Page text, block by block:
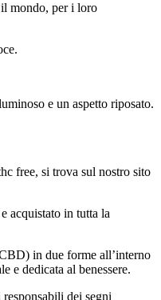
il mondo, per i loro
e un aspetto riposato.
free, si trova sul nostro sito
acquistato in tutta la
in due forme all’interno
e dedicata al benessere.
dei segni